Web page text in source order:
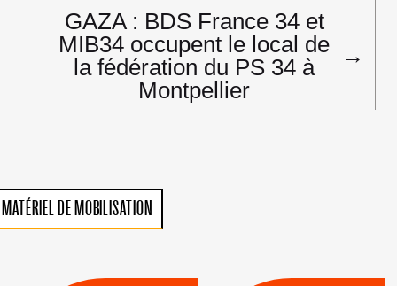
GAZA : BDS France 34 et
MIB34 occupent le local de
la fédération du PS 34 à
Montpellier
→
MATÉRIEL DE MOBILISATION